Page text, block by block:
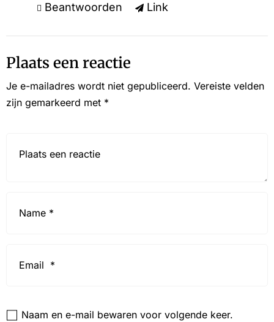
Beantwoorden Link
Plaats een reactie
Je e-mailadres wordt niet gepubliceerd. Vereiste velden
zijn gemarkeerd met *
Naam en e-mail bewaren voor volgende keer.